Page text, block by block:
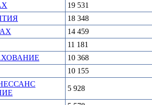
19 531
18 348
14 459
11 181
10 368
10 155
5 928